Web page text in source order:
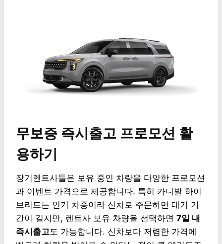
무보증 즉시출고 프로모션 활
용하기
장기렌트사들은 보유 중인 차량을 다양한 프로모션
과 이벤트 가격으로 제공합니다. 특히 카니발 하이
브리드는 인기 차종이라 신차로 주문하면 대기 기
간이 길지만, 렌트사 보유 차량을 선택하면 7일 내
즉시출고 도 가능합니다. 신차보다 저렴한 가격에